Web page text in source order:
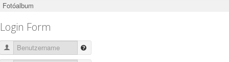
Fotóalbum
Login Form
Benutzername